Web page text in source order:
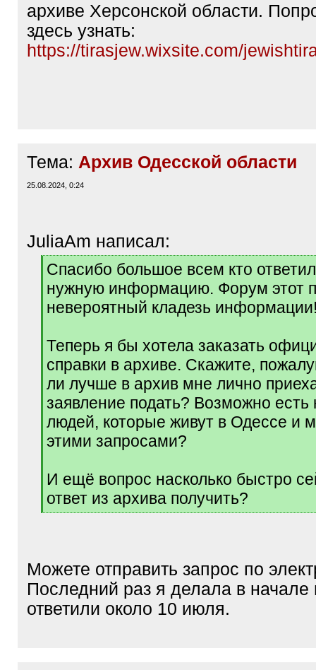
архиве Херсонской области.
здесь узнать:
https://tirasjew.wixsite.com/
Тема: Архив Одесской области
25.08.2024, 0:24
JuliaAm написал:
[
q
]
Спасибо большое всем кто
нужную информацию. Форум этот
невероятный кладезь
Теперь я бы хотела заказать
справки в архиве. Скажите,
ли лучше в архив мне лично
заявление подать? Возможно есть
людей, которые живут в Одессе и
этими запросами?
И ещё вопрос насколько быстро
ответ из архива получить?
[
Можете отправить запрос по
Последний раз я делала в
ответили около 10 июля.